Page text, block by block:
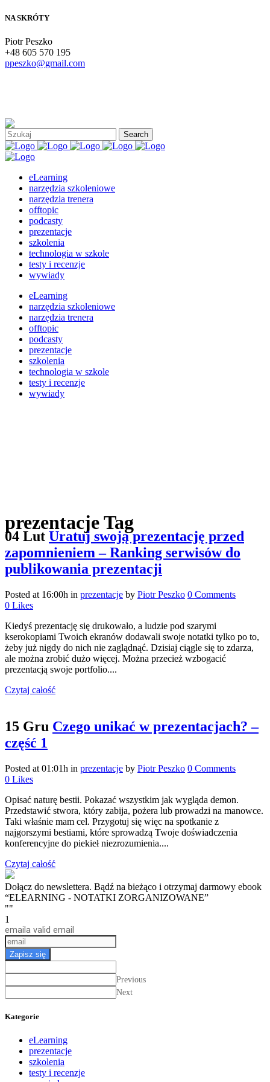
NA SKRÓTY
Piotr Peszko
+48 605 570 195
ppeszko@gmail.com
eLearning
narzędzia szkoleniowe
narzędzia trenera
offtopic
podcasty
prezentacje
szkolenia
technologia w szkole
testy i recenzje
wywiady
eLearning
narzędzia szkoleniowe
narzędzia trenera
offtopic
podcasty
prezentacje
szkolenia
technologia w szkole
testy i recenzje
wywiady
prezentacje Tag
04 Lut Uratuj swoją prezentację przed
zapomnieniem – Ranking serwisów do
publikowania prezentacji
Posted at 16:00h in prezentacje by Piotr Peszko 0 Comments
0 Likes
Kiedyś prezentację się drukowało, a ludzie pod szarymi
kserokopiami Twoich ekranów dodawali swoje notatki tylko po to,
żeby już nigdy do nich nie zaglądnąć. Dzisiaj ciągle się to zdarza,
ale można zrobić dużo więcej. Można przecież wzbogacić
prezentacją swoje portfolio....
Czytaj całość
15 Gru Czego unikać w prezentacjach? –
część 1
Posted at 01:01h in prezentacje by Piotr Peszko 0 Comments
0 Likes
Opisać naturę bestii. Pokazać wszystkim jak wygląda demon.
Przedstawić stwora, który zabija, pożera lub prowadzi na manowce.
Taki właśnie mam cel. Przygotuj się więc na spotkanie z
najgorszymi bestiami, które sprowadzą Twoje doświadczenia
konferencyjne do piekieł niezrozumienia....
Czytaj całość
Dołącz do newslettera. Bądź na bieżąco i otrzymaj darmowy ebook
“ELEARNING - NOTATKI ZORGANIZOWANE”
""
1
email a valid email
Zapisz się
Previous
Next
Kategorie
eLearning
prezentacje
szkolenia
testy i recenzje